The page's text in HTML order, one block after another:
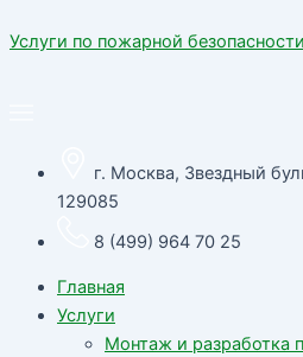
к
Услуги по пожарной
г. Москва, Звездный
129085
8 (499) 964 70 25
Главная
Услуги
Монтаж и разработка